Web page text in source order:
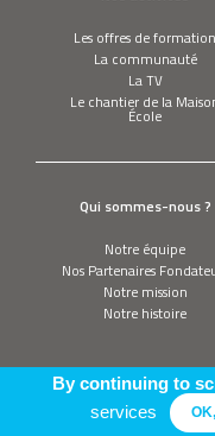
Les offres de formation
La communauté
La TV
Le chantier de la
École
Qui sommes-nous ?
Notre équipe
Nos Partenaires
Notre mission
Notre histoire
By continuing to
services